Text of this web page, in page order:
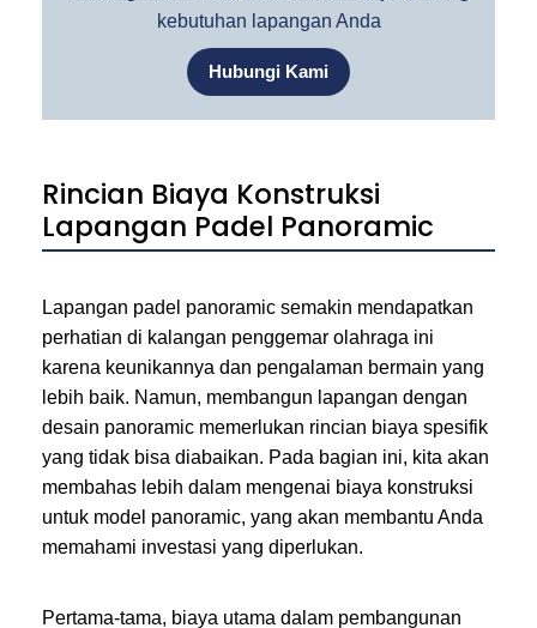
kebutuhan lapangan Anda
Hubungi Kami
Rincian Biaya Konstruksi
Lapangan Padel Panoramic
Lapangan padel panoramic semakin mendapatkan
perhatian di kalangan penggemar olahraga ini
karena keunikannya dan pengalaman bermain yang
lebih baik. Namun, membangun lapangan dengan
desain panoramic memerlukan rincian biaya spesifik
yang tidak bisa diabaikan. Pada bagian ini, kita akan
membahas lebih dalam mengenai biaya konstruksi
untuk model panoramic, yang akan membantu Anda
memahami investasi yang diperlukan.
Pertama-tama, biaya utama dalam pembangunan